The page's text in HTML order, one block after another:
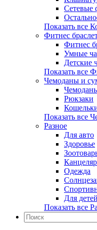
Сетевые
Показать все
Фитнес
Фитнес
Умные
Детские
Показать все
Чемоданы и
Рюкзаки
Показать все
Разное
Для авто
Здоровье
Одежда
Для детей
Показать все